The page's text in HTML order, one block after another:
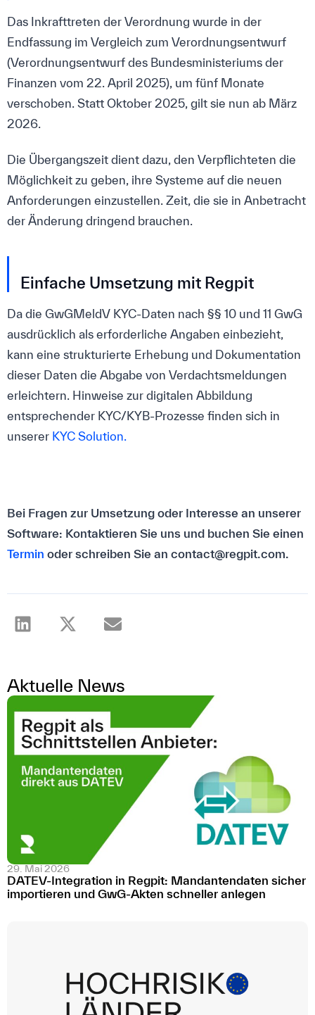
Das Inkrafttreten der Verordnung wurde in der
Endfassung im Vergleich zum Verordnungsentwurf
(Verordnungsentwurf des Bundesministeriums der
Finanzen vom 22. April 2025), um fünf Monate
verschoben. Statt Oktober 2025, gilt sie nun ab März
2026.
Die Übergangszeit dient dazu, den Verpflichteten die
Möglichkeit zu geben, ihre Systeme auf die neuen
Anforderungen einzustellen. Zeit, die sie in Anbetracht
der Änderung dringend brauchen.
Einfache Umsetzung mit Regpit
Da die GwGMeldV KYC-Daten nach §§ 10 und 11 GwG
ausdrücklich als erforderliche Angaben einbezieht,
kann eine strukturierte Erhebung und Dokumentation
dieser Daten die Abgabe von Verdachtsmeldungen
erleichtern. Hinweise zur digitalen Abbildung
entsprechender KYC/KYB-Prozesse finden sich in
unserer KYC Solution.
Bei Fragen zur Umsetzung oder Interesse an unserer
Software: Kontaktieren Sie uns und buchen Sie einen
Termin oder schreiben Sie an contact@regpit.com.
Aktuelle News
29. Mai 2026
DATEV-Integration in Regpit: Mandantendaten sicher
importieren und GwG-Akten schneller anlegen